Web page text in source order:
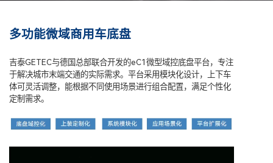
多功能微域商用车底盘
吉泰GETEC与德国总部联合开发的eC1微型域控底盘平台，专注
于解决城市末端交通的实际需求。平台采用模块化设计，上下车
体可灵活调整，能根据不同使用场景进行组合配置，满足个性化
定制需求。